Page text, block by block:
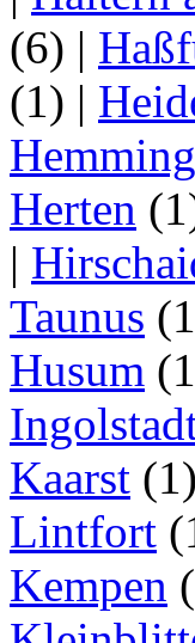
(6) |
(1) |
Herten
|
Taunus
Husum
Kaarst (1)
Lintfort
Kempen